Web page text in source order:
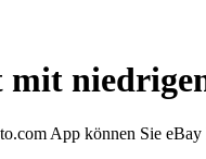
mit
App können Sie